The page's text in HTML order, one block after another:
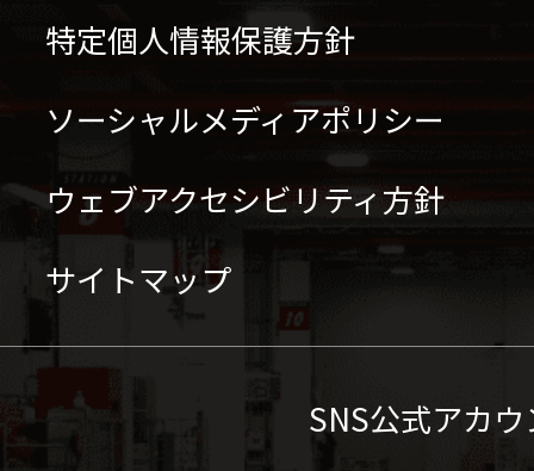
特定個人情報保護方針
ソーシャルメディアポリシー
ウェブアクセシビリティ方針
サイトマップ
SNS公式アカ